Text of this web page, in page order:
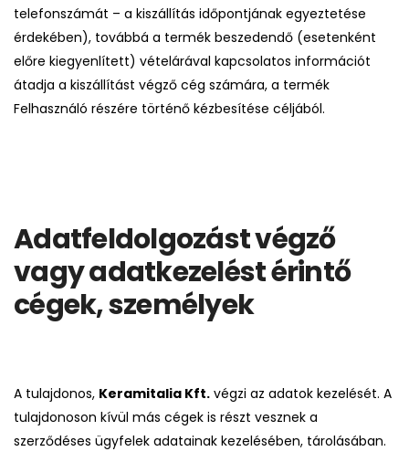
telefonszámát – a kiszállítás időpontjának egyeztetése
érdekében), továbbá a termék beszedendő (esetenként
előre kiegyenlített) vételárával kapcsolatos információt
átadja a kiszállítást végző cég számára, a termék
Felhasználó részére történő kézbesítése céljából.
Adatfeldolgozást végző
vagy adatkezelést érintő
cégek, személyek
A tulajdonos, Keramitalia Kft. végzi az adatok kezelését. A
tulajdonoson kívül más cégek is részt vesznek a
szerződéses ügyfelek adatainak kezelésében, tárolásában.